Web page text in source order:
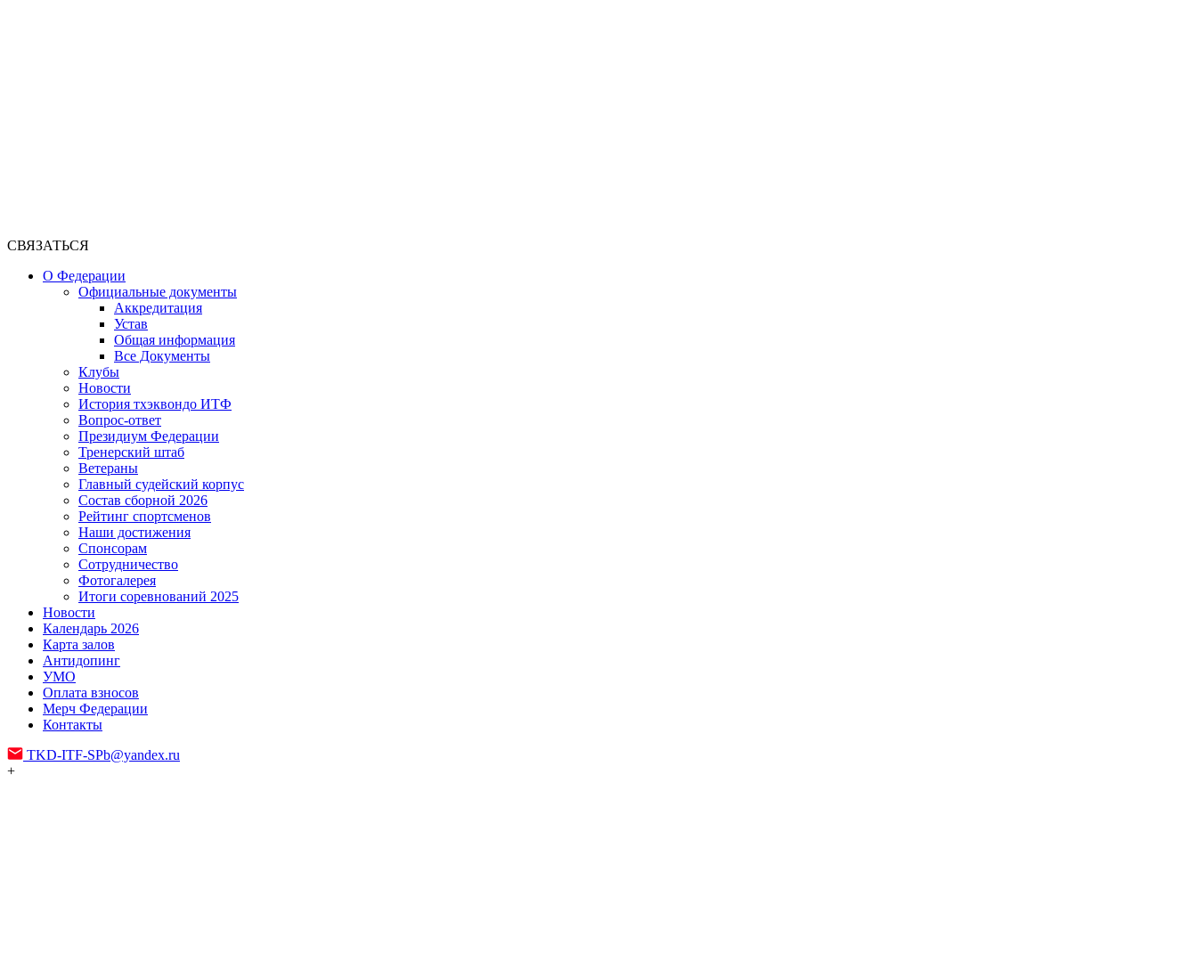
СВЯЗАТЬСЯ
О Федерации
Официальные документы
Аккредитация
Устав
Общая информация
Все Документы
Клубы
Новости
История тхэквондо ИТФ
Вопрос-ответ
Президиум Федерации
Тренерский штаб
Ветераны
Главный судейский корпус
Состав сборной 2026
Рейтинг спортсменов
Наши достижения
Спонсорам
Сотрудничество
Фотогалерея
Итоги соревнований 2025
Новости
Календарь 2026
Карта залов
Антидопинг
УМО
Оплата взносов
Мерч Федерации
Контакты
TKD-ITF-SPb@yandex.ru
+